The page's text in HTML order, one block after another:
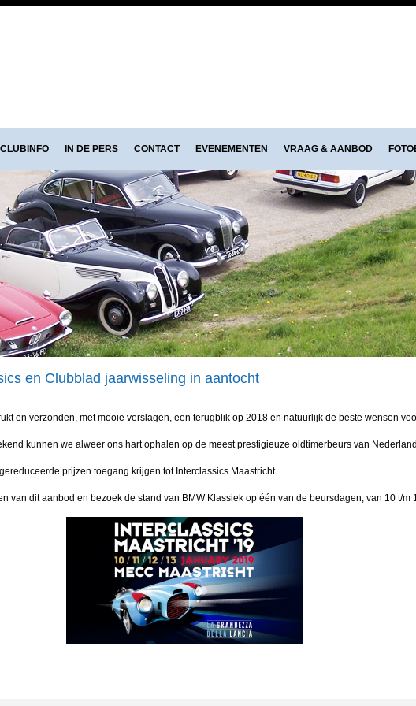
CLUBINFO IN DE PERS CONTACT EVENEMENTEN VRAAG & AANBOD
en Clubblad jaarwisseling in aantocht
en verzonden, met mooie verslagen, een terugblik op 2018 en natuurlijk de beste wensen
kunnen we alweer ons hart ophalen op de meest prestigieuze oldtimerbeurs van
prijzen toegang krijgen tot Interclassics Maastricht.
van dit aanbod en bezoek de stand van BMW Klassiek op één van de beursdagen, van 10 t/m